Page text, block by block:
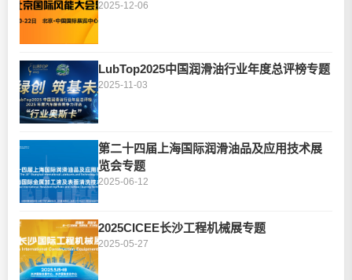
2025-12-06
LubTop2025中国润滑油行业年度总评榜专题
2025-11-03
第二十四届上海国际润滑油品及应用技术展
览会专题
2025-06-12
2025CICEE长沙工程机械展专题
2025-05-27